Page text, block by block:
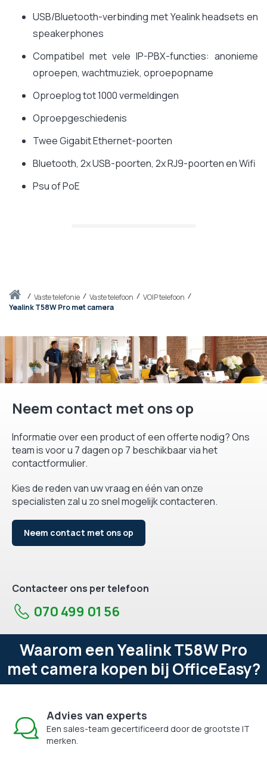
Thuisvaste telefonie Vaste telefoon
VOIP telefoon
Yealink T58W Pro met camera
USB/Bluetooth-verbinding met Yealink headsets en
speakerphones
Compatibel met vele IP-PBX-functies: anonieme
oproepen, wachtmuziek, oproepopname
Oproeplog tot 1000 vermeldingen
Oproepgeschiedenis
Twee Gigabit Ethernet-poorten
Bluetooth, 2x USB-poorten, 2x RJ9-poorten en Wifi
Psu of PoE
Neem contact met ons op
Informatie over een product of een offerte nodig? Ons
team is voor u 7 dagen op 7 beschikbaar via het
contactformulier.
Kies de reden van uw vraag en één van onze
specialisten zal u zo snel mogelijk contacteren.
Neem contact met ons op
Contacteer ons per telefoon
070 499 01 56
Waarom een Yealink T58W Pro
met camera kopen bij OfficeEasy?
Advies van experts
Een sales-team gecertificeerd door de grootste IT
merken.